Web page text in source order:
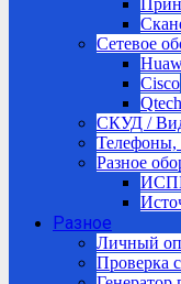
Сетевое
Cisco
Qtech
СКУД /
Разное
Разное
Личный
Проверка